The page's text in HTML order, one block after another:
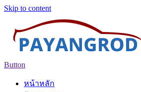
Skip to content
Button
หน้าหลัก